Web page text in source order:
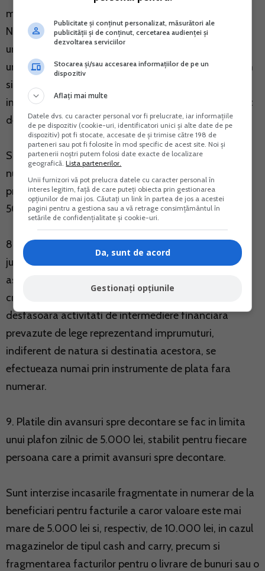
membru al Uniunii Europene si notificate catre Banca
Nationala a Romaniei, potrivit legii, efectuate ca
urmare a transferului dreptului de proprietate asupra
unor bunuri sau drepturi, a prestarii de servicii, precum
si cele reprezentand acordarea/restituirea de
imprumuturi, se pot efectua in limita unui plafon zilnic
de 50.000 lei/tranzactie.
Sunt interzise incasarile si platile fragmentate in
numerar pentru tranzactiile mai mari de 50.000 lei,
precum si fragmentarea unei tranzactii mai mari de
50.000 lei.
8. Operatiunile de incasari si plati intre persoanele
juridice si persoanele fizice in calitate de
asociati/actionari/administratori/persoane fizice/alti
creditori exclusiv creditorii institutionali care
desfasoara activitati de intermediere financiara
prevazute de lege reprezentand imprumuturi,
indiferent de natura si destinatia acestora, se
efectueaza numai prin instrumente de plata fara
numerar.
9. Platile din avansuri spre decontare se fac in limita
unui plafon zilnic de 5.000 lei, stabilit pentru fiecare
persoana care a primit avansuri spre decontare.
Sunt interzise incasarile fragmentate in numerar de la
beneficiari pentru facturile a caror valoare este mai
mare de 5.000 lei si, respectiv, de 10.000 lei, in cazul
magazinelor de tipul cash and carry, precum si
fragmentarea facturilor pentru o livrare de bunuri sau o
Publicitate și conținut personalizat, măsurători ale
publicității și de conținut, cercetarea audienței și
dezvoltarea serviciilor
Stocarea și/sau accesarea informațiilor de pe un
dispozitiv
Aflați mai multe
Datele dvs. cu caracter personal vor fi prelucrate, iar informațiile
de pe dispozitiv (cookie-uri, identificatori unici și alte date de pe
dispozitiv) pot fi stocate, accesate de și trimise către 198 de
parteneri sau pot fi folosite în mod specific de acest site. Noi și
partenerii noștri putem folosi date exacte de localizare
geografică.Lista partenerilor.
Unii furnizori vă pot prelucra datele cu caracter personal în
interes legitim, față de care puteți obiecta prin gestionarea
opțiunilor de mai jos. Căutați un link în partea de jos a acestei
pagini pentru a gestiona sau a vă retrage consimțământul în
setările de confidențialitate și cookie-uri.
Da, sunt de acord
Gestionați opțiunile